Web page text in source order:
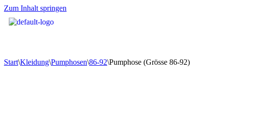
Zum Inhalt springen
Start\Kleidung\Pumphosen\86-92\Pumphose (Grösse 86-92)